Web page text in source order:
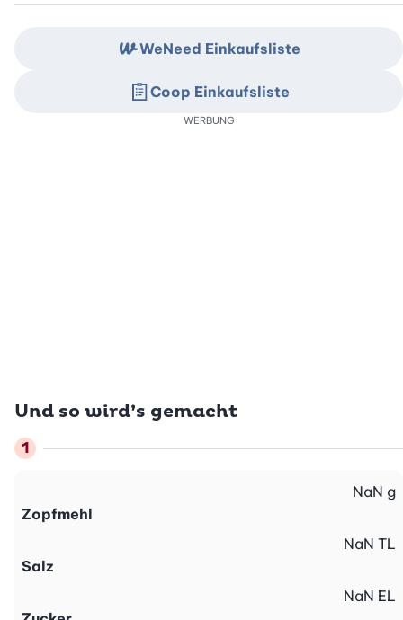
Und so wird’s gemacht
Zopfmehl
NaN g
Salz
NaN TL
NaN EL
WeNeed Einkaufsliste
Coop Einkaufsliste
WERBUNG